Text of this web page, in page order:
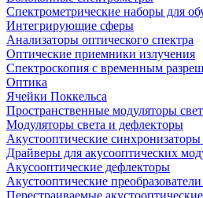
Спектрометрические наборы для
Интегрирующие сферы
Анализаторы оптического спектра
Оптические приемники излучения
Спектроскопия с временным
Оптика
Ячейки Поккельса
Пространственные модуляторы
Модуляторы света и дефлекторы
Акустооптические
Драйверы для акусооптических
Акусооптические дефлекторы
Акустооптические
Перестраиваемые